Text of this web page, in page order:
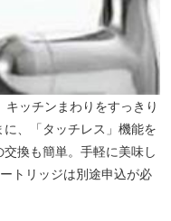
キッチンまわりをすっきり
、「タッチレス」機能を
換も簡単。手軽に美味し
トリッジは別途申込が必